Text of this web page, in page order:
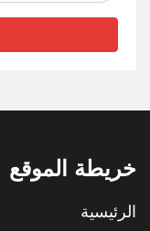
خريطة الموقع
الرئيسية